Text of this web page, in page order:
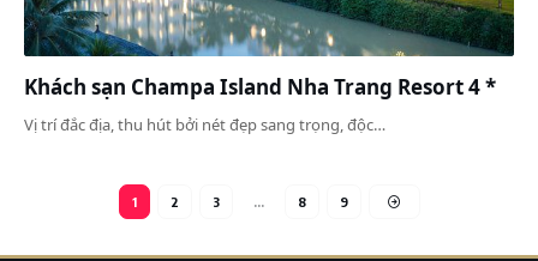
Khách sạn Champa Island Nha Trang Resort 4 *
Vị trí đắc địa, thu hút bởi nét đẹp sang trọng, độc…
1 2 3 … 8 9